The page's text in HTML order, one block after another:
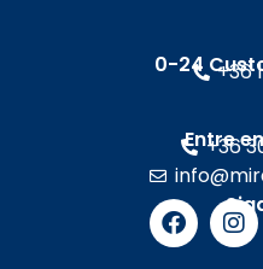
0-24 +36
Entre
+36